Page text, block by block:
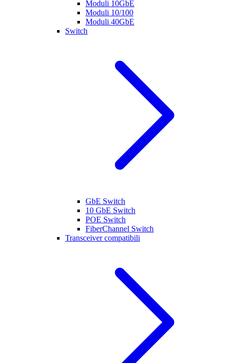
Moduli 10GbE
Moduli 10/100
Moduli 40GbE
Switch
GbE Switch
10 GbE Switch
POE Switch
FiberChannel Switch
Transceiver compatibili